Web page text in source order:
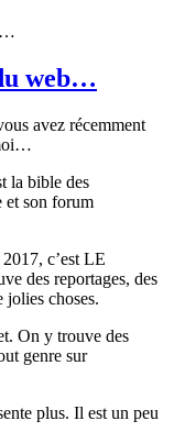
web…
avez récemment
la bible des
et son forum
c’est LE
des reportages, des
jolies choses.
On y trouve des
genre sur
plus. Il est un peu